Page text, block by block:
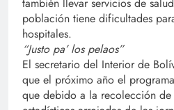
población tiene dificultades
hospitales.
“Justo pa’ los pelaos”
El secretario del Interior de
que el próximo año el
que debido a la recolección